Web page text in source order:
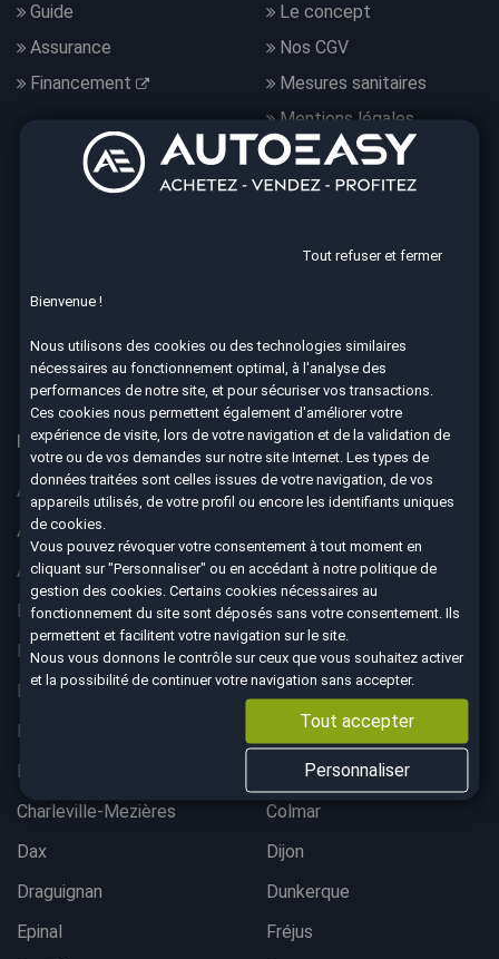
Guide
Assurance
Financement
Le concept
Nos CGV
Mesures sanitaires
Mentions légales
Données personnelles
4.7
8590 avis Google
Nos 67 agences à votre service dans toute la France
Aix-en-Provence
Ajaccio
Albertville
Angoulême
Aurillac
Belfort
Bergerac
Besançon
Bordeaux lac
Bordeaux Mérignac
Bougival
Bourgoin-Jallieu
Brest
Brive-La-Gaillarde
Chalon-sur-Saône
Charleville-Mezières
Colmar
Dax
Dijon
Draguignan
Dunkerque
Epinal
Fréjus
Tout refuser et fermer
Bienvenue !
Nous utilisons des cookies ou des technologies similaires
nécessaires au fonctionnement optimal, à l'analyse des
performances de notre site, et pour sécuriser vos transactions.
Ces cookies nous permettent également d'améliorer votre
expérience de visite, lors de votre navigation et de la validation de
votre ou de vos demandes sur notre site Internet. Les types de
données traitées sont celles issues de votre navigation, de vos
appareils utilisés, de votre profil ou encore les identifiants uniques
de cookies.
Vous pouvez révoquer votre consentement à tout moment en
cliquant sur "Personnaliser" ou en accédant à notrepolitique de
gestion des cookies . Certains cookies nécessaires au
fonctionnement du site sont déposés sans votre consentement. Ils
permettent et facilitent votre navigation sur le site.
Nous vous donnons le contrôle sur ceux que vous souhaitez activer
et la possibilité de continuer votre navigation sans accepter.
Tout accepter
Personnaliser